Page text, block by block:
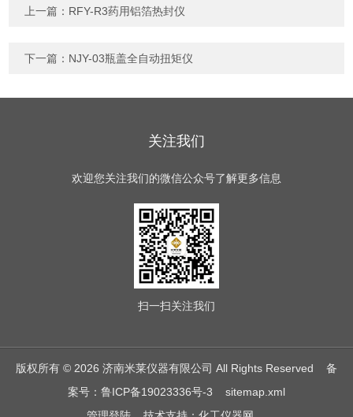
上一篇： RFY-R3药用铝箔热封仪
下一篇： NJY-03瓶盖全自动扭矩仪
关注我们
欢迎您关注我们的微信公众号了解更多信息
扫一扫关注我们
版权所有 © 2026 济南米莱仪器有限公司 All Rights Reserved 备
案号：鲁ICP备19023336号-3
sitemap.xml